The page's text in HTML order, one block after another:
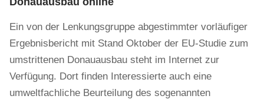
Ein von der Lenkungsgruppe abgestimmter vorläufiger
Ergebnisbericht mit Stand Oktober der EU-Studie zum
umstrittenen Donauausbau steht im Internet zur
Verfügung. Dort finden Interessierte auch eine
umweltfachliche Beurteilung des sogenannten